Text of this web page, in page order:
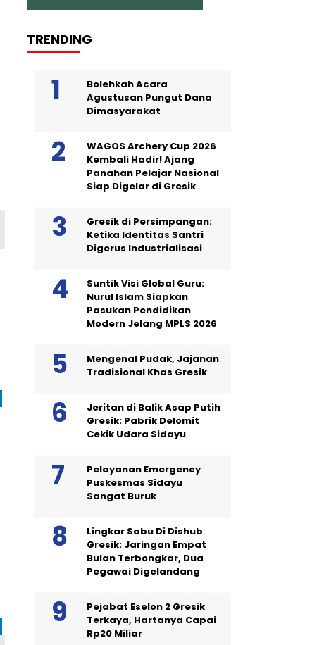
TRENDING
Bolehkah Acara
Agustusan Pungut Dana
Dimasyarakat
WAGOS Archery Cup 2026
Kembali Hadir! Ajang
Panahan Pelajar Nasional
Siap Digelar di Gresik
Gresik di Persimpangan:
Ketika Identitas Santri
Digerus Industrialisasi
Suntik Visi Global Guru:
Nurul Islam Siapkan
Pasukan Pendidikan
Modern Jelang MPLS 2026
Mengenal Pudak, Jajanan
Tradisional Khas Gresik
Jeritan di Balik Asap Putih
Gresik: Pabrik Delomit
Cekik Udara Sidayu
Pelayanan Emergency
Puskesmas Sidayu
Sangat Buruk
Lingkar Sabu Di Dishub
Gresik: Jaringan Empat
Bulan Terbongkar, Dua
Pegawai Digelandang
Pejabat Eselon 2 Gresik
Terkaya, Hartanya Capai
Rp20 Miliar